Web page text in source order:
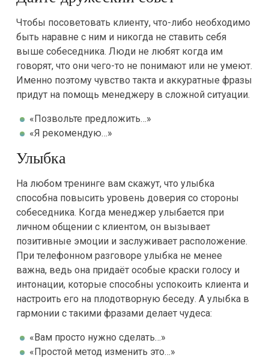
Чтобы посоветовать клиенту, что-либо необходимо
быть наравне с ним и никогда не ставить себя
выше собеседника. Люди не любят когда им
говорят, что они чего-то не понимают или не умеют.
Именно поэтому чувство такта и аккуратные фразы
придут на помощь менеджеру в сложной ситуации.
«Позвольте предложить…»
«Я рекомендую…»
Улыбка
На любом тренинге вам скажут, что улыбка
способна повысить уровень доверия со стороны
собеседника. Когда менеджер улыбается при
личном общении с клиентом, он вызывает
позитивные эмоции и заслуживает расположение.
При телефонном разговоре улыбка не менее
важна, ведь она придаёт особые краски голосу и
интонации, которые способны успокоить клиента и
настроить его на плодотворную беседу. А улыбка в
гармонии с такими фразами делает чудеса:
«Вам просто нужно сделать…»
«Простой метод изменить это…»